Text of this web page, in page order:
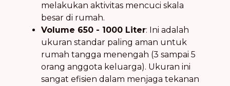
melakukan aktivitas mencuci skala
besar di rumah.
Volume 650 - 1000 Liter: Ini adalah
ukuran standar paling aman untuk
rumah tangga menengah (3 sampai 5
orang anggota keluarga). Ukuran ini
sangat efisien dalam menjaga tekanan